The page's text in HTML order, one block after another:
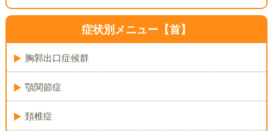
症状別メニュー【首】
胸郭出口症候群
顎関節症
頚椎症